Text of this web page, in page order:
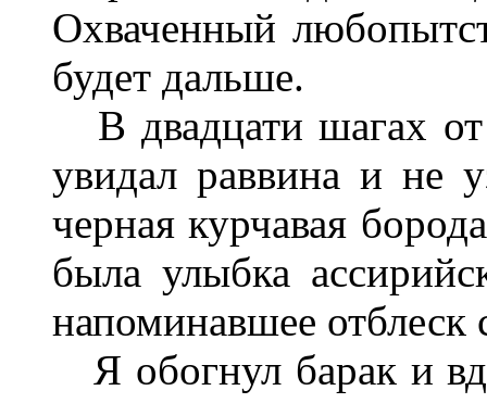
Охваченный
будет дальше.
В двадцати шагах от
увидал раввина и не
черная курчавая
была улыбка
напоминавшее отблеск
Я обогнул барак и